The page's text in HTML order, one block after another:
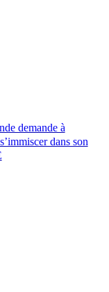
demande à
dans son